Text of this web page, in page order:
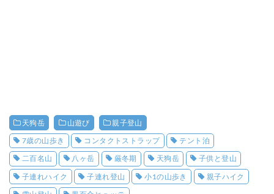
天狗岳 山遊び 親子登山
7歳の山歩き コンタクトストラップ テント泊
二百名山 八ヶ岳 厳冬期 天狗岳 子供と登山
子連れハイク 子連れ登山 小1の山歩き 親子ハイク